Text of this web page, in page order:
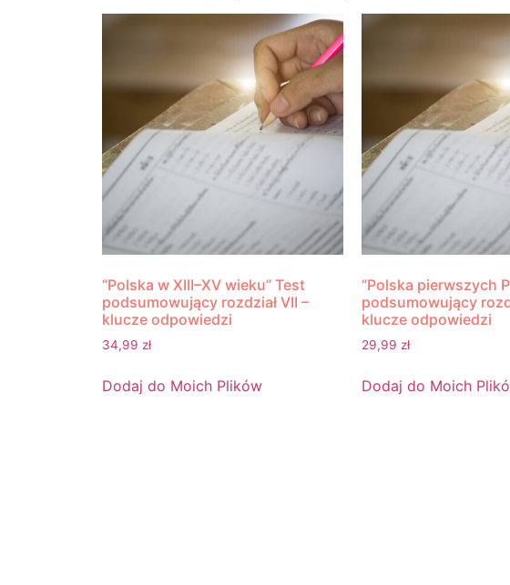
“Polska w XIII–XV wieku” Test
podsumowujący rozdział VII –
klucze odpowiedzi
34,99 zł
Dodaj do Moich Plików
“Polska pierwszych
podsumowujący
klucze odpowiedzi
29,99 zł
Dodaj do Moich